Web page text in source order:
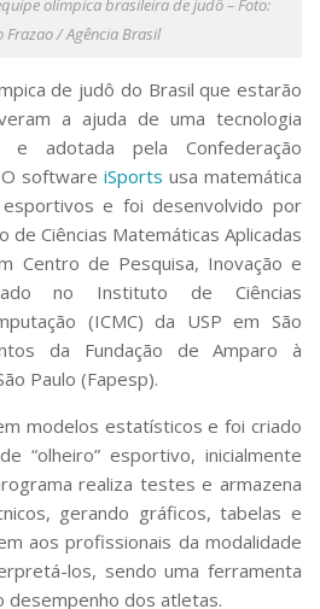
e Prevenção
Financeiro
olímpica brasileira de judô – Foto:
Frazao / Agência Brasil
de judô do Brasil que estarão
a ajuda de uma tecnologia
e adotada pela Confederação
O software iSports usa matemática
e foi desenvolvido por
Ciências Matemáticas Aplicadas
Centro de Pesquisa, Inovação e
no Instituto de Ciências
(ICMC) da USP em São
da Fundação de Amparo à
Paulo (Fapesp).
modelos estatísticos e foi criado
“olheiro” esportivo, inicialmente
realiza testes e armazena
gerando gráficos, tabelas e
aos profissionais da modalidade
los, sendo uma ferramenta
desempenho dos atletas.